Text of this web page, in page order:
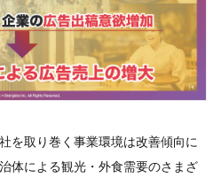
を取り巻く事業環境は改善傾向に
体による観光・外食需要のさまざ